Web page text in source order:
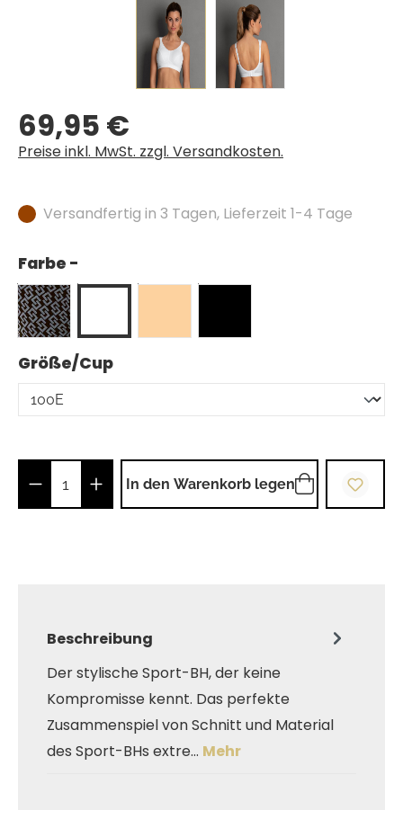
Regulärer Preis:
69,95 €
Preise inkl. MwSt. zzgl. Versandkosten.
Versandfertig in 3 Tagen, Lieferzeit 1-4 Tage
Farbe -
Größe/Cupauswählen
Produkt Anzahl: Gib den gewünschten
In den Warenkorb legen
Beschreibung
Der stylische Sport-BH, der keine
Kompromisse kennt. Das perfekte
Zusammenspiel von Schnitt und Material
des Sport-BHs extre… Mehr